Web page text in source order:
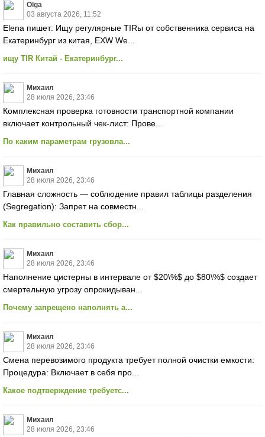
Olga
03 августа 2026, 11:52
Elena пишет: Ищу регулярные TIRы от собственника сервиса на
Екатеринбург из китая, EXW We...
ищу TIR Китай - Екатеринбург...
Михаил
28 июля 2026, 23:46
Комплексная проверка готовности транспортной компании
включает контрольный чек-лист: Прове...
По каким параметрам грузовла...
Михаил
28 июля 2026, 23:46
Главная сложность — соблюдение правил таблицы разделения
(Segregation): Запрет на совместн...
Как правильно составить сбор...
Михаил
28 июля 2026, 23:46
Наполнение цистерны в интервале от $20\%$ до $80\%$ создает
смертельную угрозу опрокидыван...
Почему запрещено наполнять а...
Михаил
28 июля 2026, 23:46
Смена перевозимого продукта требует полной очистки емкости:
Процедура: Включает в себя про...
Какое подтверждение требуетс...
Михаил
28 июля 2026, 23:46